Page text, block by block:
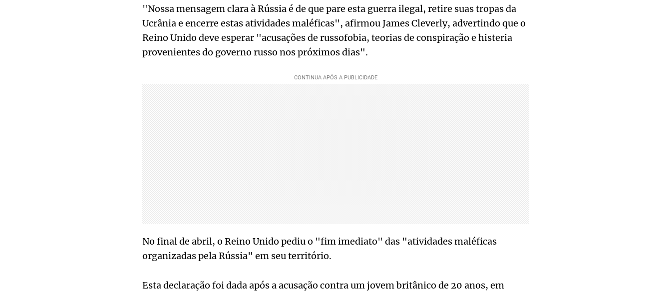
"Nossa mensagem clara à Rússia é de que pare esta guerra ilegal, retire suas tropas da
Ucrânia e encerre estas atividades maléficas", afirmou James Cleverly, advertindo que o
Reino Unido deve esperar "acusações de russofobia, teorias de conspiração e histeria
provenientes do governo russo nos próximos dias".
No final de abril, o Reino Unido pediu o "fim imediato" das "atividades maléficas
organizadas pela Rússia" em seu território.
Esta declaração foi dada após a acusação contra um jovem britânico de 20 anos, em